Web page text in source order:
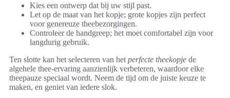
Kies een ontwerp dat bij uw stijl past.
Let op de maat van het kopje; grote kopjes zijn perfect
voor genereuze theebezorgingen.
Controleer de handgreep; het moet comfortabel zijn voor
langdurig gebruik.
Ten slotte kan het selecteren van het perfecte theekopje de
algehele thee-ervaring aanzienlijk verbeteren, waardoor elke
theepauze speciaal wordt. Neem de tijd om de juiste keuze te
maken, en geniet van iedere slok.